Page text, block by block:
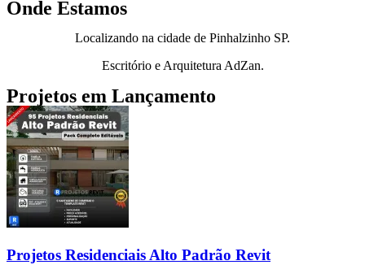
Onde Estamos
Localizando na cidade de Pinhalzinho SP.
Escritório e Arquitetura AdZan.
Projetos em Lançamento
Projetos Residenciais Alto Padrão Revit